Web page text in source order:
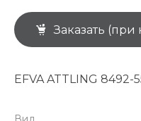
Заказать
EFVA ATTLING 8492-